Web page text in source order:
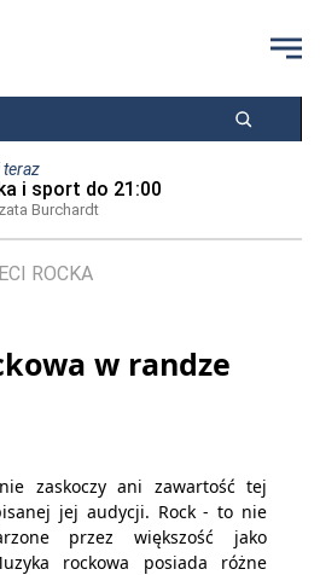
teraz
i sport do 21:00
Burchardt
ROCKA
w randze
zaskoczy ani zawartość tej
jej audycji. Rock - to nie
przez większość jako
rockowa posiada różne